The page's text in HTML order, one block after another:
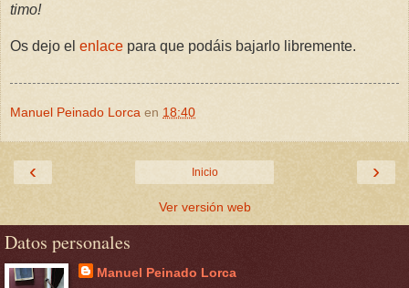
timo!
Os dejo el enlace para que podáis bajarlo libremente.
Manuel Peinado Lorca en 18:40
‹ ›
Inicio
Ver versión web
Datos personales
Manuel Peinado Lorca